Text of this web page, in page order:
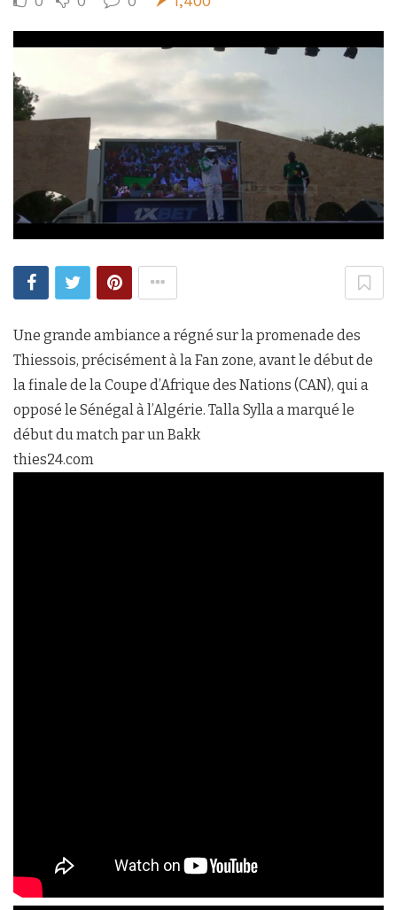
Une grande ambiance a régné sur la promenade des
Thiessois, précisément à la Fan zone, avant le début de
la finale de la Coupe d’Afrique des Nations (CAN), qui a
opposé le Sénégal à l’Algérie. Talla Sylla a marqué le
début du match par un Bakk
thies24.com